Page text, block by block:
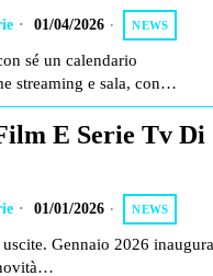
01/04/2026 NEWS
sé un calendario
streaming e sala, con…
E Serie Tv Di
01/01/2026 NEWS
Gennaio 2026